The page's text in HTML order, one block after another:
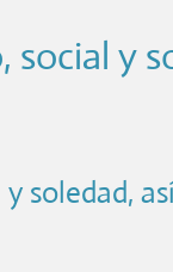
social y
soledad,